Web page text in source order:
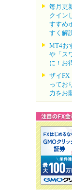
毎月更
クイン
すすめ
すく解
MT4お
や「ス
に！お
ザイFX
ってお
力をお